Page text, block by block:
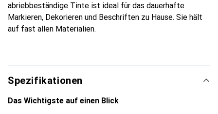
abriebbeständige Tinte ist ideal für das dauerhafte
Markieren, Dekorieren und Beschriften zu Hause. Sie hält
auf fast allen Materialien.
Spezifikationen
Das Wichtigste auf einen Blick